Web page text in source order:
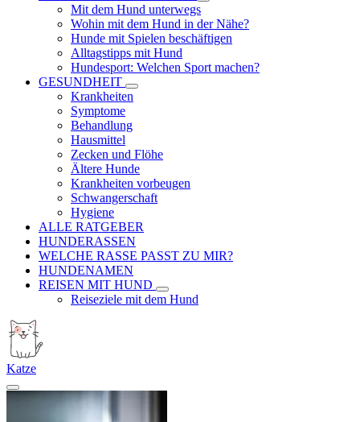
Mit dem Hund unterwegs
Wohin mit dem Hund in der Nähe?
Hunde mit Spielen beschäftigen
Alltagstipps mit Hund
Hundesport: Welchen Sport machen?
GESUNDHEIT
Krankheiten
Symptome
Behandlung
Hausmittel
Zecken und Flöhe
Ältere Hunde
Krankheiten vorbeugen
Schwangerschaft
Hygiene
ALLE RATGEBER
HUNDERASSEN
WELCHE RASSE PASST ZU MIR?
HUNDENAMEN
REISEN MIT HUND
Reiseziele mit dem Hund
Katze